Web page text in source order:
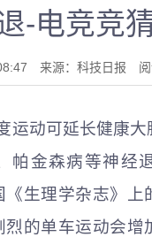
-电竞竞
来源：科技日报 阅
运动可延长健康大
帕金森病等神经
《生理学杂志》上
烈的单车运动会增